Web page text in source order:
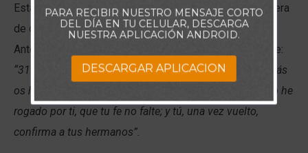
Esta verdad tiene un profundo impacto en nuestra manera
de orar. Jesús nos da un ejemplo en Lucas 22:31-32.
Antes de que Pedro lo niegue tres veces, Jesús le dice:
“31 Dijo también el Señor: Simón, Simón, he aquí Satanás
os ha pedido para zarandearos como a trigo; 32 pero yo he
rogado por ti, que tu fe no falte; y tú, una vez vuelto,
confirma a tus hermanos”.
PARA RECIBIR NUESTRO MENSAJE CORTO
DEL DÍA EN TU CELULAR, DESCARGA
NUESTRA APLICACIÓN ANDROID.
DESCARGAR APLICACION